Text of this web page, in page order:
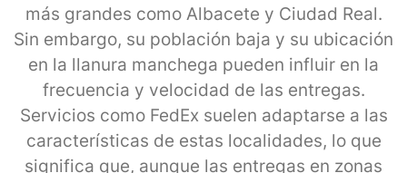
más grandes como Albacete y Ciudad Real.
Sin embargo, su población baja y su ubicación
en la llanura manchega pueden influir en la
frecuencia y velocidad de las entregas.
Servicios como FedEx suelen adaptarse a las
características de estas localidades, lo que
significa que, aunque las entregas en zonas